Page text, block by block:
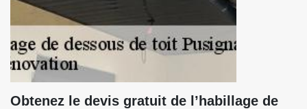
Obtenez le devis gratuit de l’habillage de